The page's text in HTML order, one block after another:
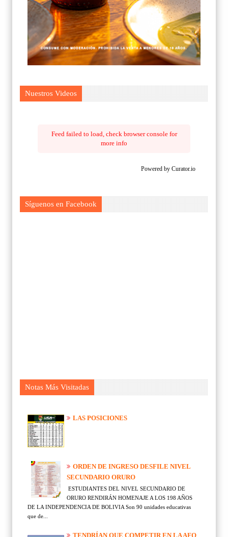
Nuestros Videos
Feed failed to load, check browser console for
more info
Powered by Curator.io
Síguenos en Facebook
Notas Más Visitadas
LAS POSICIONES
ORDEN DE INGRESO DESFILE NIVEL
SECUNDARIO ORURO
ESTUDIANTES DEL NIVEL SECUNDARIO DE
ORURO RENDIRÁN HOMENAJE A LOS 198 AÑOS
DE LA INDEPENDENCIA DE BOLIVIA Son 90 unidades educativas
que de...
TENDRÍAN QUE COMPETIR EN LA AFO